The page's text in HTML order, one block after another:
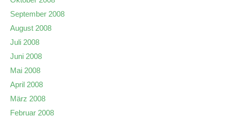
September 2008
August 2008
Juli 2008
Juni 2008
Mai 2008
April 2008
März 2008
Februar 2008